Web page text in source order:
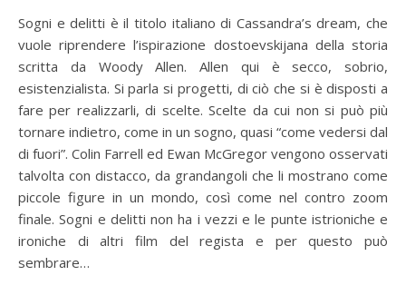
Sogni e delitti è il titolo italiano di Cassandra’s dream, che
vuole riprendere l’ispirazione dostoevskijana della storia
scritta da Woody Allen. Allen qui è secco, sobrio,
esistenzialista. Si parla si progetti, di ciò che si è disposti a
fare per realizzarli, di scelte. Scelte da cui non si può più
tornare indietro, come in un sogno, quasi “come vedersi dal
di fuori”. Colin Farrell ed Ewan McGregor vengono osservati
talvolta con distacco, da grandangoli che li mostrano come
piccole figure in un mondo, così come nel contro zoom
finale. Sogni e delitti non ha i vezzi e le punte istrioniche e
ironiche di altri film del regista e per questo può
sembrare…